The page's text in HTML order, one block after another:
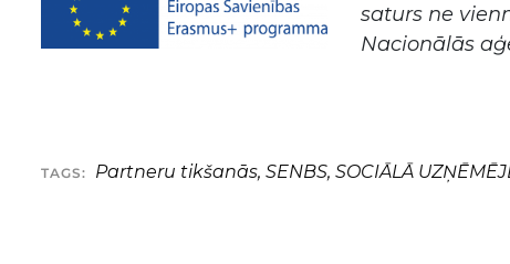
saturs ne
Nacionālās
TAGS: Partneru tikšanās, SENBS, SOCIĀLĀ